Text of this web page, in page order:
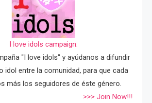
I love idols campaign.
"I love idols" y ayúdanos a difundir
idol entre la comunidad, para que cada
más los seguidores de éste género.
>>> Join Now!!!